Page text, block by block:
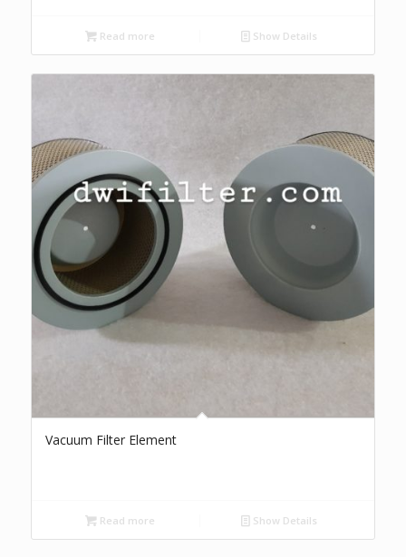
Read more Show Details
Vacuum Filter Element
Read more Show Details